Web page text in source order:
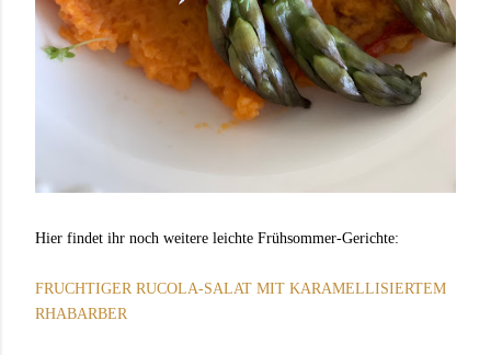
Hier findet ihr noch weitere leichte Frühsommer-Gerichte:
FRUCHTIGER RUCOLA-SALAT MIT KARAMELLISIERTEM
RHABARBER